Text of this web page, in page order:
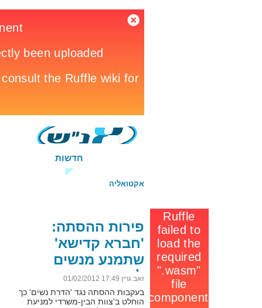
חדשות
אקטואליה
פירות ההסתה:
'חברא קדישא'
שתמנע מנשים
להספיד, רשיונה
ישלל
זאב גרין 17:49 01/02/2012
בעקבות ההסתה נגד 'הדרת נשים' כך
הוחלט ב'צוות הבין-משרדי למניעת